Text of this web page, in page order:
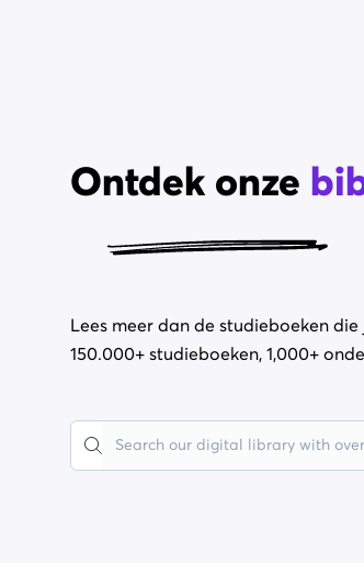
Ontdek onze
Lees meer dan de studieboeken
150.000+ studieboeken, 1,000+